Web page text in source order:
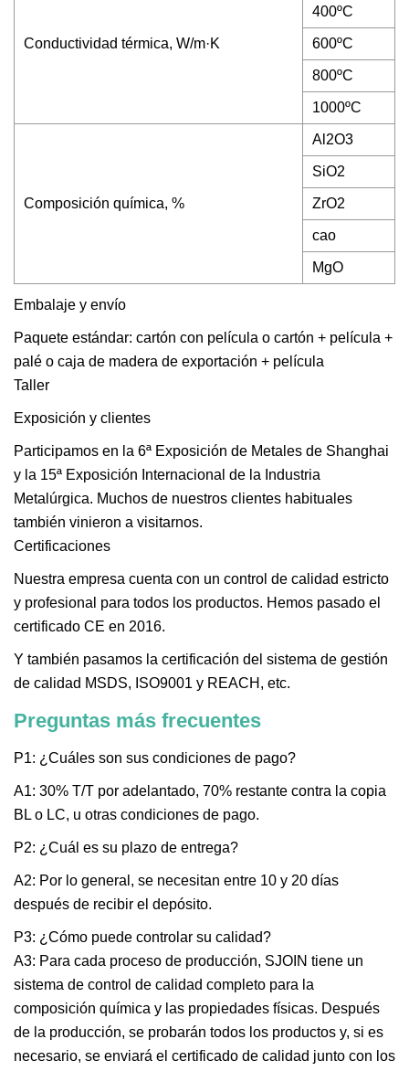
Conductividad térmica, W/m·K
400ºC
600ºC
800ºC
1000ºC
Composición química, %
Al2O3
SiO2
ZrO2
cao
MgO
Embalaje y envío
Paquete estándar: cartón con película o cartón + película +
palé o caja de madera de exportación + película
Taller
Exposición y clientes
Participamos en la 6ª Exposición de Metales de Shanghai
y la 15ª Exposición Internacional de la Industria
Metalúrgica. Muchos de nuestros clientes habituales
también vinieron a visitarnos.
Certificaciones
Nuestra empresa cuenta con un control de calidad estricto
y profesional para todos los productos. Hemos pasado el
certificado CE en 2016.
Y también pasamos la certificación del sistema de gestión
de calidad MSDS, ISO9001 y REACH, etc.
Preguntas más frecuentes
P1: ¿Cuáles son sus condiciones de pago?
A1: 30% T/T por adelantado, 70% restante contra la copia
BL o LC, u otras condiciones de pago.
P2: ¿Cuál es su plazo de entrega?
A2: Por lo general, se necesitan entre 10 y 20 días
después de recibir el depósito.
P3: ¿Cómo puede controlar su calidad?
A3: Para cada proceso de producción, SJOIN tiene un
sistema de control de calidad completo para la
composición química y las propiedades físicas. Después
de la producción, se probarán todos los productos y, si es
necesario, se enviará el certificado de calidad junto con los